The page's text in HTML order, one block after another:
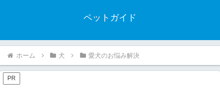
ペットガイド
ホーム 犬 愛犬のお悩み解決
PR